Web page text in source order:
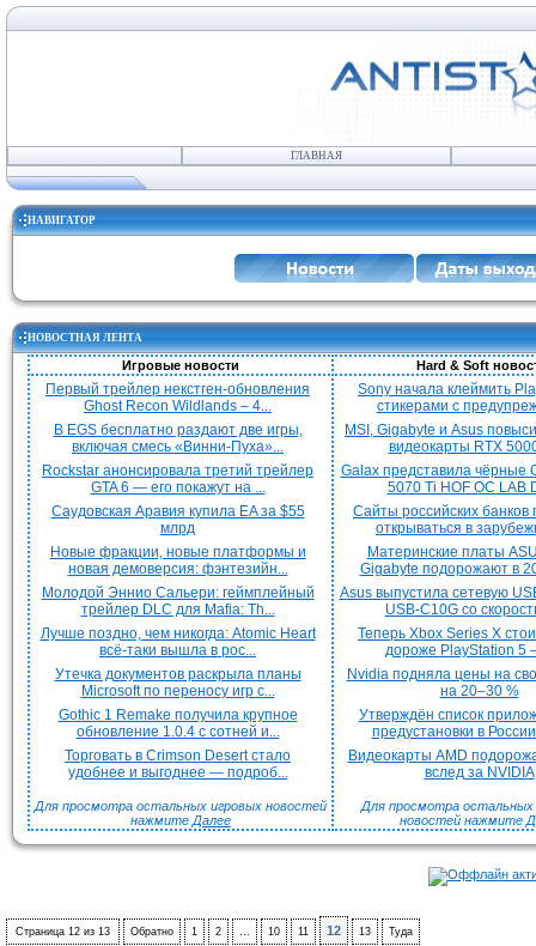
ГЛАВНАЯ
НАВИГАТОР
НОВОСТНАЯ ЛЕНТА
Игровые новости Hard & Soft
Первый трейлер некстген-обновления
Ghost Recon Wildlands – 4...
В EGS бесплатно раздают две игры,
включая смесь «Винни-Пуха»...
Rockstar анонсировала третий трейлер
GTA 6 — его покажут на ...
Саудовская Аравия купила EA за $55
млрд
Новые фракции, новые платформы и
новая демоверсия: фэнтезийн...
Молодой Эннио Сальери: геймплейный
трейлер DLC для Mafia: Th...
Лучше поздно, чем никогда: Atomic Heart
всё-таки вышла в рос...
Утечка документов раскрыла планы
Microsoft по переносу игр с...
Gothic 1 Remake получила крупное
обновление 1.0.4 с сотней и...
Торговать в Crimson Desert стало
удобнее и выгоднее — подроб...
Для просмотра остальных игровых новостей
нажмите Далее
Sony начала клеймить
стикерами с
MSI, Gigabyte и Asus
видеокарты RTX
Galax представила чёрные
5070 Ti HOF OC LAB
Сайты российских банков
открываться в
Материнские платы
Gigabyte подорожают в
Asus выпустила сетевую
USB-C10G со
Теперь Xbox Series X
дороже PlayStation 5
Nvidia подняла цены на
на 20–30 %
Утверждён список
предустановки в
Видеокарты AMD
вслед за NVIDIA
Для просмотра остальных
новостей нажмите
Страница 12 из 13 Обратно 1 2 … 10 11 12 13 Туда